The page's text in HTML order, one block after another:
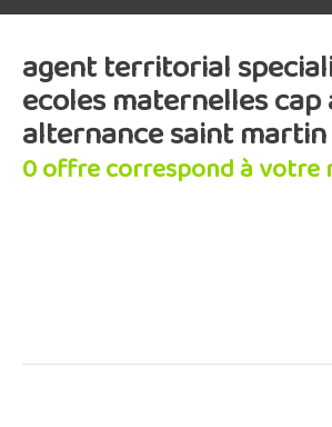
agent territorial
ecoles maternelles cap
alternance saint
0 offre correspond à votre